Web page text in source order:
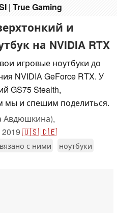
| True Gaming
и
на NVIDIA RTX
игровые ноутбуки до
NVIDIA GeForce RTX. У
GS75 Stealth,
мы и спешим поделиться.
Авдюшкина),
🇺🇸🇩🇪
с ними
ноутбуки